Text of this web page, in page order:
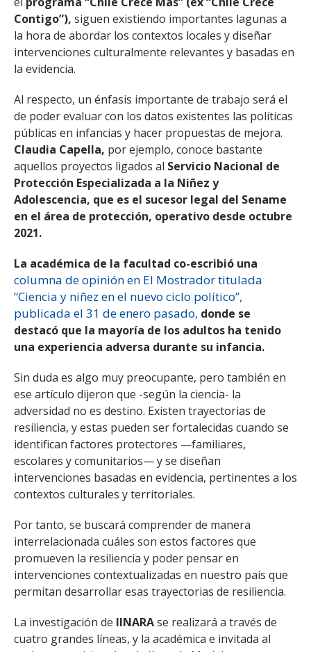
Contigo”), siguen existiendo importantes lagunas a
la hora de abordar los contextos locales y diseñar
intervenciones culturalmente relevantes y basadas en
la evidencia.
Al respecto, un énfasis importante de trabajo será el
de poder evaluar con los datos existentes las políticas
públicas en infancias y hacer propuestas de mejora.
Claudia Capella, por ejemplo, conoce bastante
aquellos proyectos ligados al Servicio Nacional de
Protección Especializada a la Niñez y
Adolescencia, que es el sucesor legal del Sename
en el área de protección, operativo desde octubre
2021.
La académica de la facultad co-escribió una
columna de opinión en El Mostrador titulada
“Ciencia y niñez en el nuevo ciclo político”,
publicada el 31 de enero pasado, donde se
destacó que la mayoría de los adultos ha tenido
una experiencia adversa durante su infancia.
Sin duda es algo muy preocupante, pero también en
ese artículo dijeron que -según la ciencia- la
adversidad no es destino. Existen trayectorias de
resiliencia, y estas pueden ser fortalecidas cuando se
identifican factores protectores —familiares,
escolares y comunitarios— y se diseñan
intervenciones basadas en evidencia, pertinentes a los
contextos culturales y territoriales.
Por tanto, se buscará comprender de manera
interrelacionada cuáles son estos factores que
promueven la resiliencia y poder pensar en
intervenciones contextualizadas en nuestro país que
permitan desarrollar esas trayectorias de resiliencia.
La investigación de IINARAse realizará a través de
cuatro grandes líneas, y la académica e invitada al